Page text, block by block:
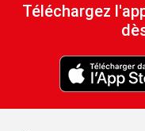
Téléchargez